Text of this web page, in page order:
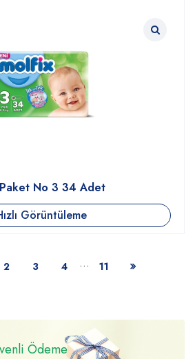
No 3 34 Adet
Görüntüleme
2 3 4 … 11
Ödeme